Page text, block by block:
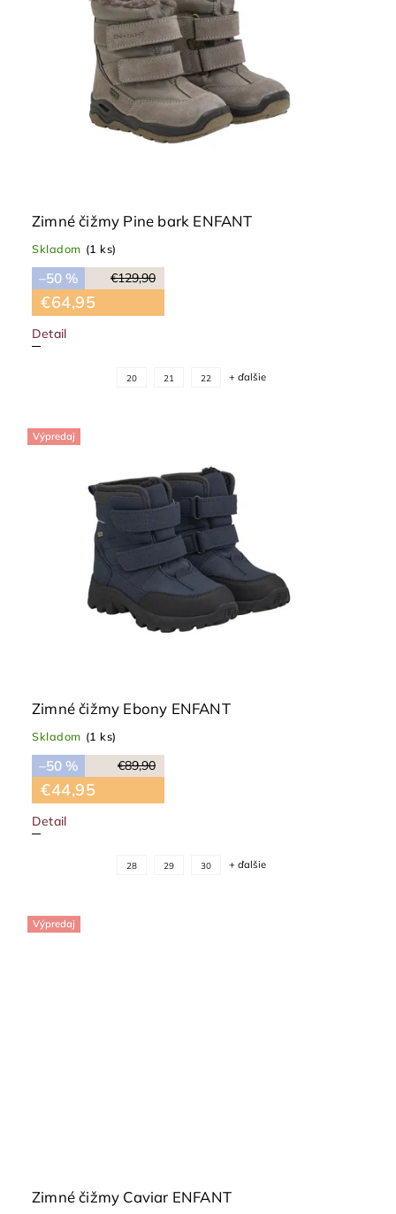
Zimné čižmy Pine bark ENFANT
Skladom (1 ks)
€129,90
–50 %
€64,95
Detail
20 21 22 + ďalšie
Výpredaj
Zimné čižmy Ebony ENFANT
Skladom (1 ks)
€89,90
–50 %
€44,95
Detail
28 29 30 + ďalšie
Výpredaj
Zimné čižmy Caviar ENFANT